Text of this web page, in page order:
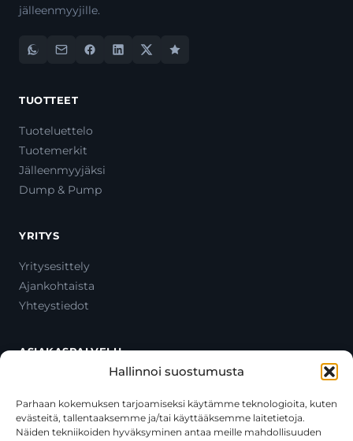
Hallinnoi suostumusta
Parhaan kokemuksen tarjoamiseksi käytämme teknologioita, kuten
evästeitä, tallentaaksemme ja/tai käyttääksemme laitetietoja.
Näiden tekniikoiden hyväksyminen antaa meille mahdollisuuden
jälleenmyyjille.
TUOTTEET
Tuoteluettelo
Tuotemerkit
Jälleenmyyjäksi
Dump & Pump
YRITYS
Yritysesittely
Ajankohtaista
Yhteystiedot
ASIAKASPALVELU
Oma tili
Maksutavat